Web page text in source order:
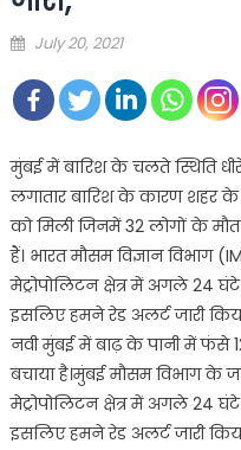
Posted
July 20, 2021
मुंबई में बारिश के चलते स्थिति
लगातार बारिश के कारण
को मिली जिनमें 32 लोगों के
हैं। भारत मौसम विज्ञान विभाग
मेट्रोपोलिटन क्षेत्र में अगले 24
इसलिए हमने रेड अलर्ट जारी
नवी मुंबई में बाढ़ के पानी में फंसे
बचाया है।मुंबई मौसम विभाग के
मेट्रोपोलिटन क्षेत्र में अगले 24
इसलिए हमने रेड अलर्ट जारी